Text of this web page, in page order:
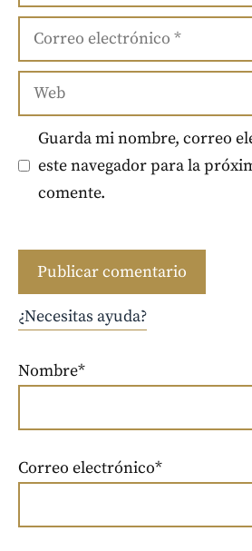
Correo
electrónico
Web
Guarda mi nombre, correo
este navegador para la
comente.
¿Necesitas ayuda?
Nombre*
Correo electrónico*